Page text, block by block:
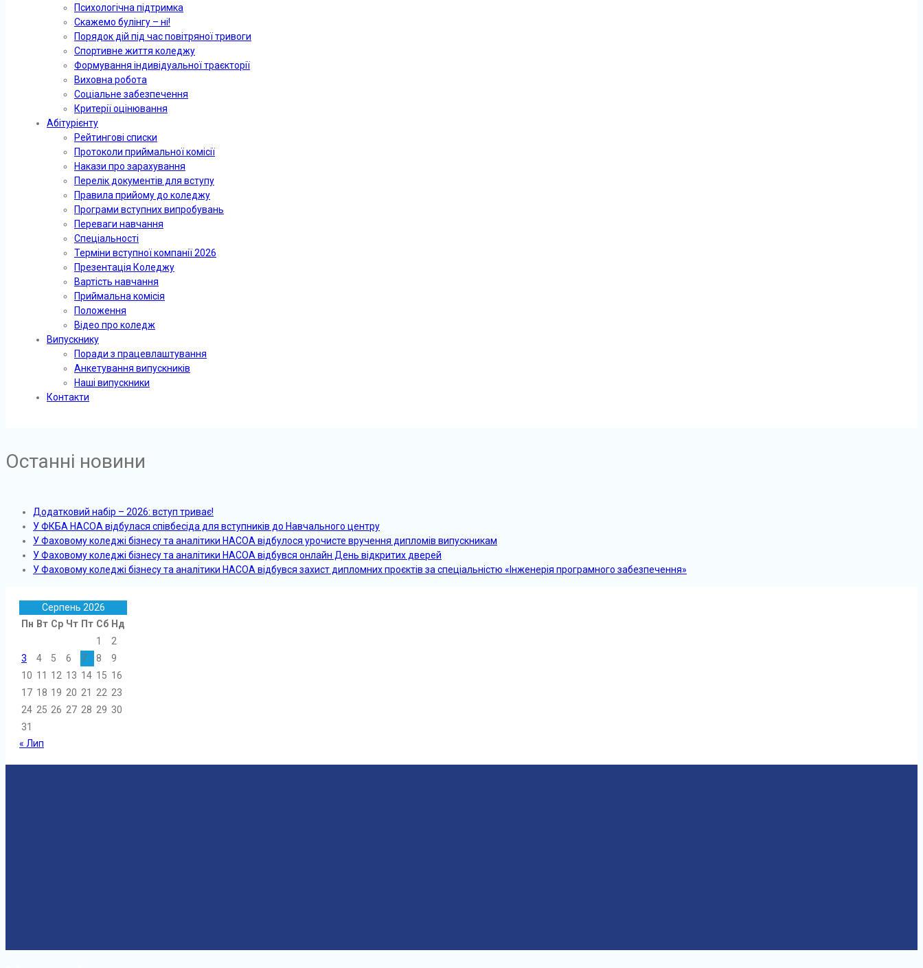
Психологічна підтримка
Скажемо булінгу – ні!
Порядок дій під час повітряної тривоги
Спортивне життя коледжу
Формування індивідуальної траєкторії
Виховна робота
Соціальне забезпечення
Критерії оцінювання
Абітурієнту
Рейтингові списки
Протоколи приймальної комісії
Накази про зарахування
Перелік документів для вступу
Правила прийому до коледжу
Програми вступних випробувань
Переваги навчання
Спеціальності
Терміни вступної компанії 2026
Презентація Коледжу
Вартість навчання
Приймальна комісія
Положення
Відео про коледж
Випускнику
Поради з працевлаштування
Анкетування випускників
Наші випускники
Контакти
Останні новини
Додатковий набір – 2026: вступ триває!
У ФКБА НАСОА відбулася співбесіда для вступників до Навчального центру
У Фаховому коледжі бізнесу та аналітики НАСОА відбулося урочисте вручення дипломів випускникам
У Фаховому коледжі бізнесу та аналітики НАСОА відбувся онлайн День відкритих дверей
У Фаховому коледжі бізнесу та аналітики НАСОА відбувся захист дипломних проєктів за спеціальністю «Інженерія програмного забезпечення»
Серпень 2026
Пн Вт Ср Чт Пт Сб Нд
1
2
3
4 5 6 7 8
9
10 11 12 13 14 15 16
17 18 19 20 21 22 23
24 25 26 27 28 29 30
31
« Лип